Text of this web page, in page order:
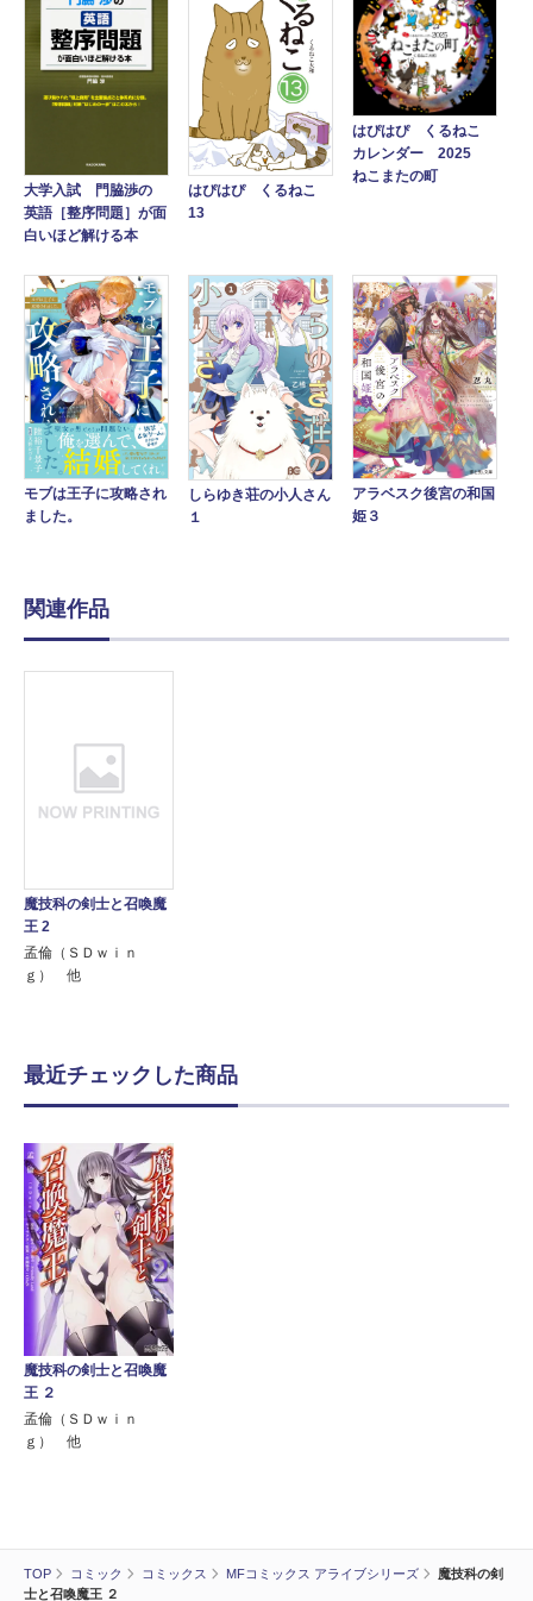
TOP コミック コミックス MFコミックス アライブシリーズ
魔技科の剣
士と召喚魔王 ２
大学入試 門脇渉の
英語［整序問題］が面
白いほど解ける本
はぴはぴ くるねこ
13
はぴはぴ くるねこ
カレンダー 2025
ねこまたの町
モブは王子に攻略され
ました。
しらゆき荘の小人さん
１
アラベスク後宮の和国
姫３
関連作品
魔技科の剣士と召喚魔
王 2
孟倫（ＳＤｗｉｎ
ｇ） 他
最近チェックした商品
魔技科の剣士と召喚魔
王 ２
孟倫（ＳＤｗｉｎ
ｇ） 他